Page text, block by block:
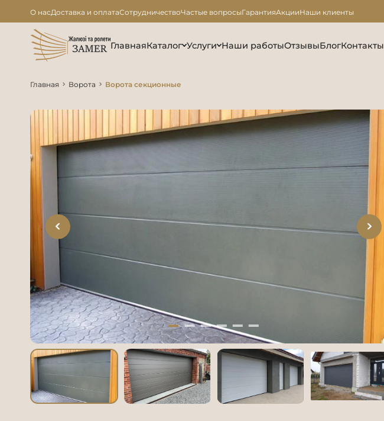
О насДоставка и оплатаСотрудничествоЧастые вопросыГарантияАкцииНаши клиенты
ГлавнаяКаталог Услуги Наши работыОтзывыБлогКонтакты
Главная Ворота Ворота секционные